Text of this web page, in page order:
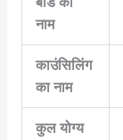
नाम
काउंसिलिंग
का नाम
कुल योग्य